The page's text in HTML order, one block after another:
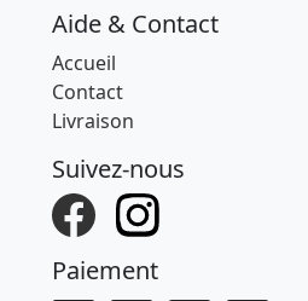
Aide & Contact
Accueil
Contact
Livraison
Suivez-nous
Paiement